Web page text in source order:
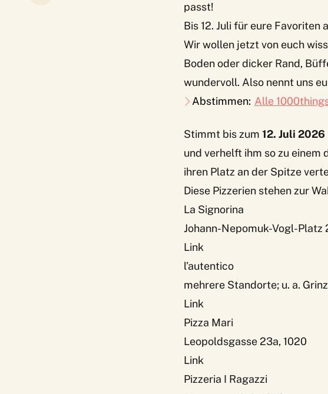
passt!
Bis 12. Juli für eure Favoriten
Wir wollen jetzt von euch
Boden oder dicker Rand,
wundervoll. Also nennt uns
Abstimmen: Alle
Stimmt bis zum 12. Juli 2026
und verhelft ihm so zu einem
ihren Platz an der Spitze
Diese Pizzerien stehen zur
La Signorina
Johann-Nepomuk-Vogl-Platz
Link
l’autentico
mehrere Standorte; u. a.
Link
Pizza Mari
Leopoldsgasse 23a, 1020
Link
Pizzeria I Ragazzi